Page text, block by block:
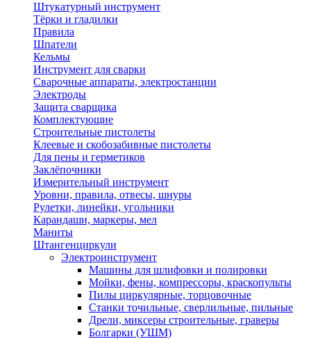
Штукатурный инструмент
Тёрки и гладилки
Правила
Шпатели
Кельмы
Инструмент для сварки
Сварочные аппараты, электростанции
Электроды
Защита сварщика
Комплектующие
Строительные пистолеты
Клеевые и скобозабивные пистолеты
Для пены и герметиков
Заклёпочники
Измерительный инструмент
Уровни, правила, отвесы, шнуры
Рулетки, линейки, угольники
Карандаши, маркеры, мел
Маниты
Штангенциркули
Электроинструмент
Машины для шлифовки и полировки
Мойки, фены, компрессоры, краскопульты
Пилы циркулярные, торцовочные
Станки точильные, сверлильные, пильные
Дрели, миксеры строительные, граверы
Болгарки (УШМ)